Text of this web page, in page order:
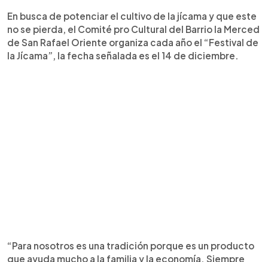
En busca de potenciar el cultivo de la jícama y que este
no se pierda, el Comité pro Cultural del Barrio la Merced
de San Rafael Oriente organiza cada año el “Festival de
la Jícama”, la fecha señalada es el 14 de diciembre.
“Para nosotros es una tradición porque es un producto
que ayuda mucho a la familia y la economía. Siempre